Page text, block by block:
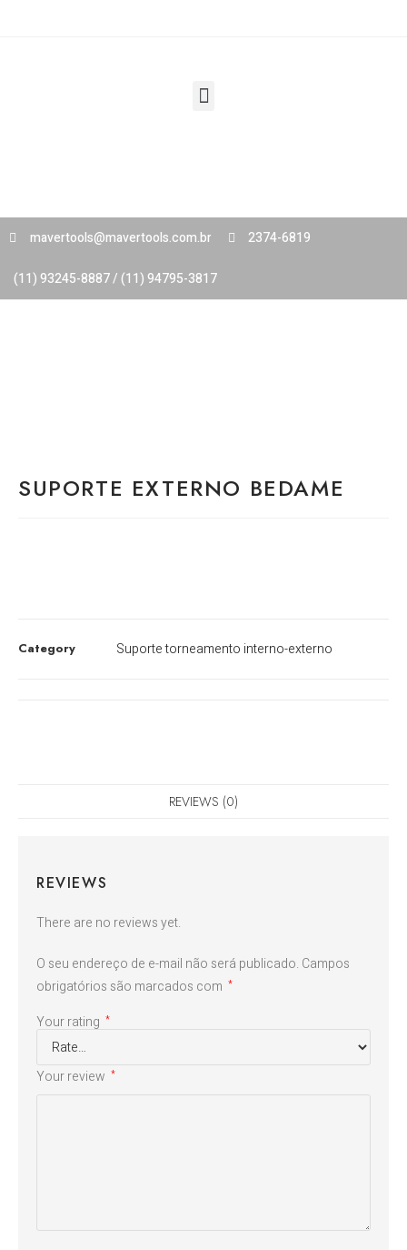
mavertools@mavertools.com.br 2374-6819
(11) 93245-8887 / (11) 94795-3817
SUPORTE EXTERNO BEDAME
Category Suporte torneamento interno-externo
REVIEWS (0)
REVIEWS
There are no reviews yet.
O seu endereço de e-mail não será publicado. Campos
obrigatórios são marcados com *
Your rating *
Your review *